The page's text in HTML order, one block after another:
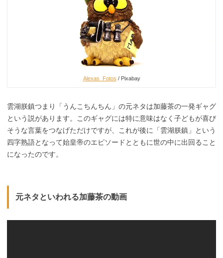
Alexas_Fotos / Pixabay
雲湖朕鎮つまり「うんこちんちん」の元ネタは加藤茶の一発ギャグ
という説があります。このギャグには特に意味はなく子どもが喜び
そうな言葉をつなげただけですが、これが後に「雲湖朕鎮」という
四字熟語となって始皇帝のエピソードとともに世の中に出回ること
になったのです。
元ネタといわれる加藤茶の動画